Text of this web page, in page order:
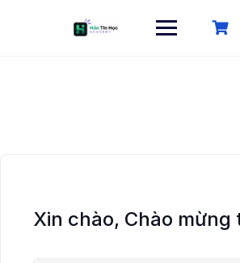
Xin chào, Chào mừng